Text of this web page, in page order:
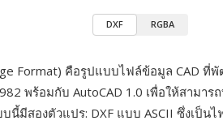
DXF RGBA
Format) คือรูปแบบไฟล์ข้อมูล CAD ที่
พร้อมกับ AutoCAD 1.0 เพื่อให้สามาร
นี้มีสองตัวแปร: DXF แบบ ASCII ซึ่งเป็